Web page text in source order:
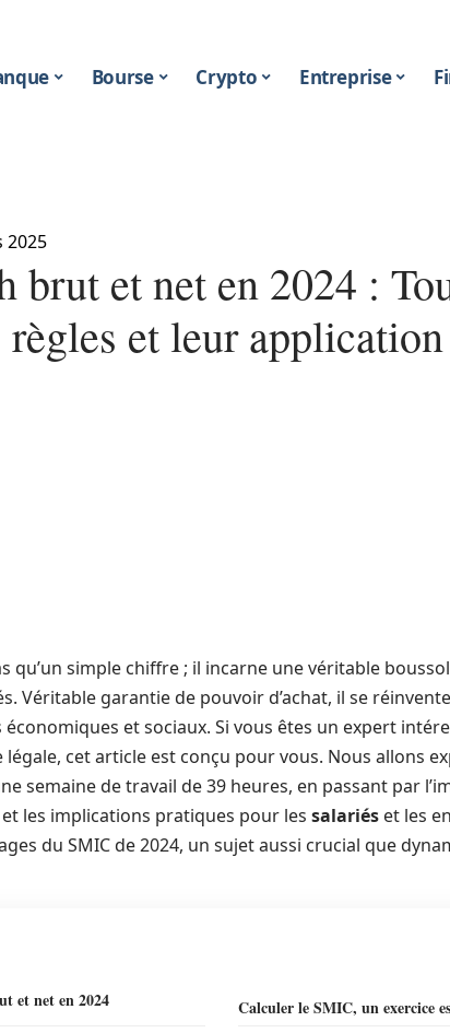
Bourse Crypto Entreprise
2025
brut et net en 2024 :
et leur application
qu’un simple chiffre ; il incarne une véritable
Véritable garantie de pouvoir d’achat, il se
économiques et sociaux. Si vous êtes un expert
légale, cet article est conçu pour vous. Nous allons
semaine de travail de 39 heures, en passant par
les implications pratiques pour les salariés et les
du SMIC de 2024, un sujet aussi crucial que
et net en 2024
Calculer le SMIC, un exercice